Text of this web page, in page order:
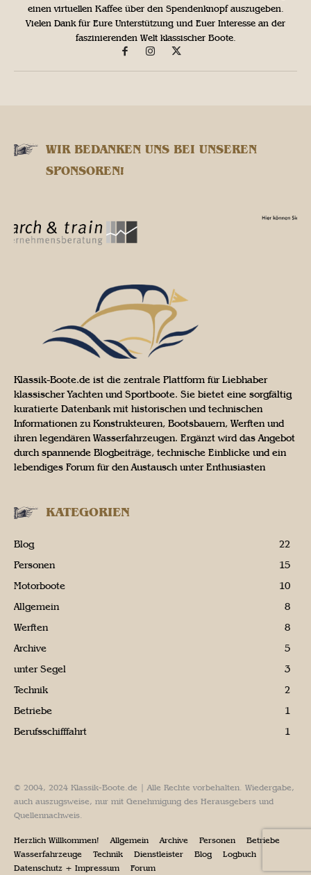
einen virtuellen Kaffee über den Spendenknopf auszugeben.
Vielen Dank für Eure Unterstützung und Euer Interesse an der
faszinierenden Welt klassischer Boote.
WIR BEDANKEN UNS BEI UNSEREN
SPONSOREN!
Klassik-Boote.de ist die zentrale Plattform für Liebhaber
klassischer Yachten und Sportboote. Sie bietet eine sorgfältig
kuratierte Datenbank mit historischen und technischen
Informationen zu Konstrukteuren, Bootsbauern, Werften und
ihren legendären Wasserfahrzeugen. Ergänzt wird das Angebot
durch spannende Blogbeiträge, technische Einblicke und ein
lebendiges Forum für den Austausch unter Enthusiasten
KATEGORIEN
Blog
22
Personen
15
Motorboote
10
Allgemein
8
Werften
8
Archive
5
unter Segel
3
Technik
2
Betriebe
1
Berufsschifffahrt
1
© 2004, 2024 Klassik-Boote.de | Alle Rechte vorbehalten. Wiedergabe,
auch auszugsweise, nur mit Genehmigung des Herausgebers und
Quellennachweis.
Herzlich Willkommen! Allgemein Archive Personen
Betriebe
Wasserfahrzeuge
Technik Dienstleister Blog
Logbuch
Datenschutz + Impressum
Forum